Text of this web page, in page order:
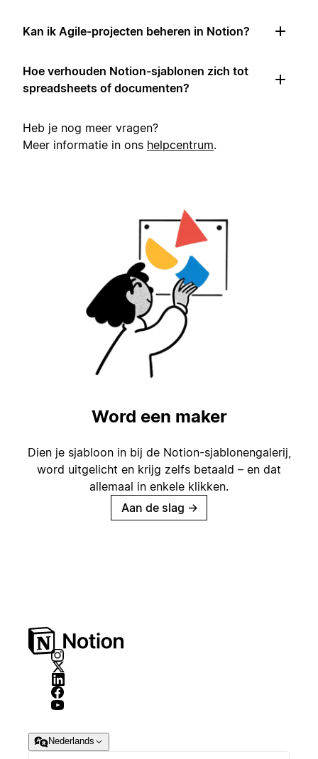
Kan ik Agile-projecten beheren in Notion?
Hoe verhouden Notion-sjablonen zich tot
spreadsheets of documenten?
Heb je nog meer vragen?
Meer informatie in ons helpcentrum.
Word een maker
Dien je sjabloon in bij de Notion-sjablonengalerij,
word uitgelicht en krijg zelfs betaald – en dat
allemaal in enkele klikken.
Aan de slag →
Nederlands